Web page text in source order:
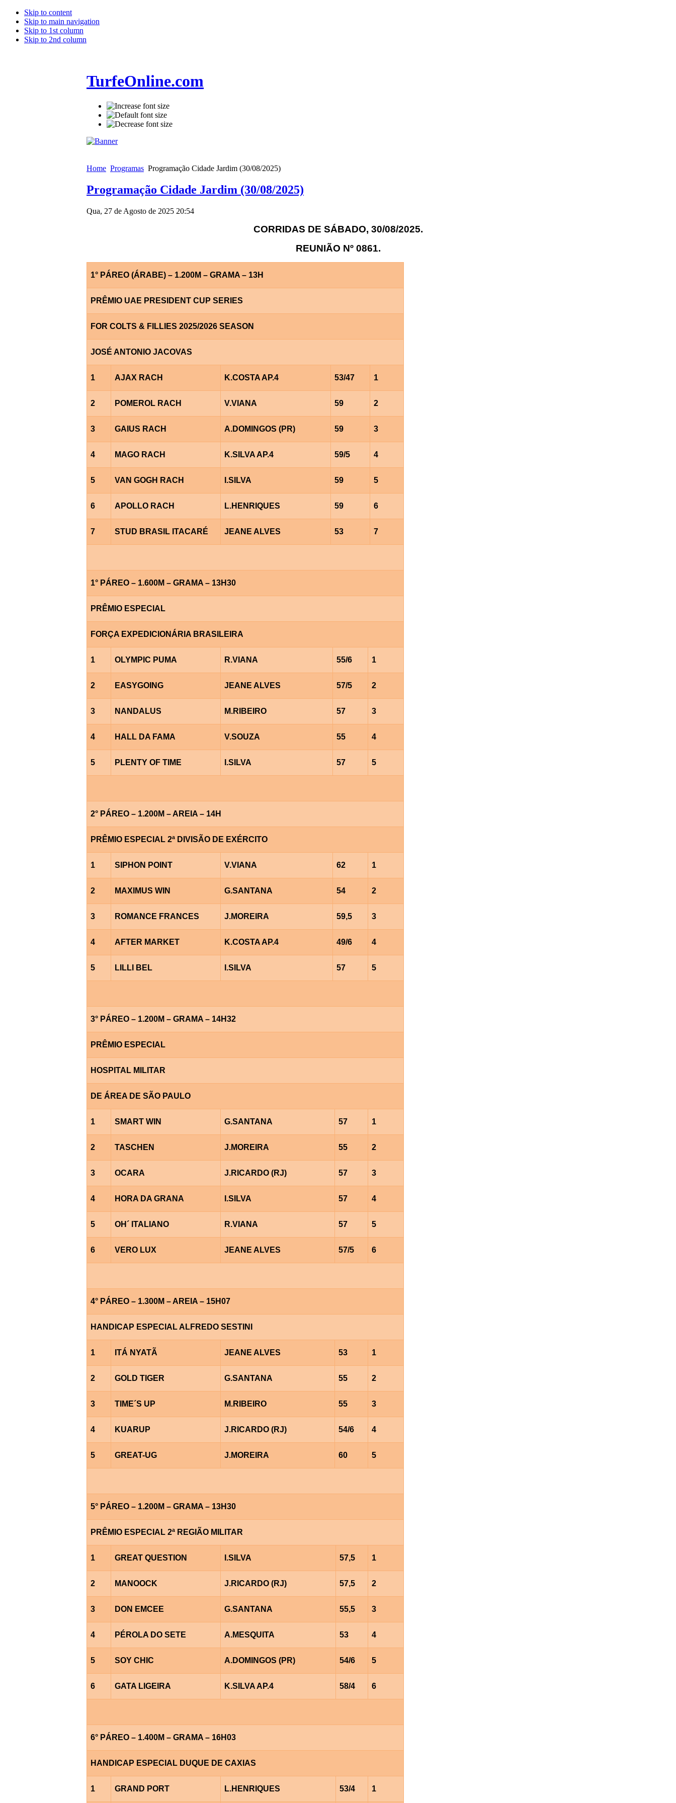
Skip to content
Skip to main navigation
Skip to 1st column
Skip to 2nd column
TurfeOnline.com
Home Programas Programação Cidade Jardim (30/08/2025)
Programação Cidade Jardim (30/08/2025)
Qua, 27 de Agosto de 2025 20:54
CORRIDAS DE SÁBADO, 30/08/2025.
REUNIÃO Nº 0861.
1° PÁREO (ÁRABE) – 1.200M – GRAMA – 13H
PRÊMIO UAE PRESIDENT CUP SERIES
FOR COLTS & FILLIES 2025/2026 SEASON
JOSÉ ANTONIO JACOVAS
1 AJAX RACH K.COSTA AP.4 53/47 1
2 POMEROL RACH V.VIANA 59 2
3 GAIUS RACH A.DOMINGOS (PR) 59 3
4 MAGO RACH K.SILVA AP.4 59/5 4
5 VAN GOGH RACH I.SILVA 59 5
6 APOLLO RACH L.HENRIQUES 59 6
7 STUD BRASIL ITACARÉ JEANE ALVES 53 7
1° PÁREO – 1.600M – GRAMA – 13H30
PRÊMIO ESPECIAL
FORÇA EXPEDICIONÁRIA BRASILEIRA
1 OLYMPIC PUMA R.VIANA 55/6 1
2 EASYGOING JEANE ALVES 57/5 2
3 NANDALUS M.RIBEIRO 57 3
4 HALL DA FAMA V.SOUZA 55 4
5 PLENTY OF TIME I.SILVA 57 5
2° PÁREO – 1.200M – AREIA – 14H
PRÊMIO ESPECIAL 2ª DIVISÃO DE EXÉRCITO
1 SIPHON POINT V.VIANA 62 1
2 MAXIMUS WIN G.SANTANA 54 2
3 ROMANCE FRANCES J.MOREIRA 59,5 3
4 AFTER MARKET K.COSTA AP.4 49/6 4
5 LILLI BEL I.SILVA 57 5
3° PÁREO – 1.200M – GRAMA – 14H32
PRÊMIO ESPECIAL
HOSPITAL MILITAR
DE ÁREA DE SÃO PAULO
1 SMART WIN G.SANTANA 57 1
2 TASCHEN J.MOREIRA 55 2
3 OCARA J.RICARDO (RJ) 57 3
4 HORA DA GRANA I.SILVA 57 4
5 OH´ ITALIANO R.VIANA 57 5
6 VERO LUX JEANE ALVES 57/5 6
4° PÁREO – 1.300M – AREIA – 15H07
HANDICAP ESPECIAL ALFREDO SESTINI
1 ITÁ NYATÃ JEANE ALVES 53 1
2 GOLD TIGER G.SANTANA 55 2
3 TIME´S UP M.RIBEIRO 55 3
4 KUARUP J.RICARDO (RJ) 54/6 4
5 GREAT-UG J.MOREIRA 60 5
5° PÁREO – 1.200M – GRAMA – 13H30
PRÊMIO ESPECIAL 2ª REGIÃO MILITAR
1 GREAT QUESTION I.SILVA 57,5 1
2 MANOOCK J.RICARDO (RJ) 57,5 2
3 DON EMCEE G.SANTANA 55,5 3
4 PÉROLA DO SETE A.MESQUITA 53 4
5 SOY CHIC A.DOMINGOS (PR) 54/6 5
6 GATA LIGEIRA K.SILVA AP.4 58/4 6
6° PÁREO – 1.400M – GRAMA – 16H03
HANDICAP ESPECIAL DUQUE DE CAXIAS
1 GRAND PORT L.HENRIQUES 53/4 1